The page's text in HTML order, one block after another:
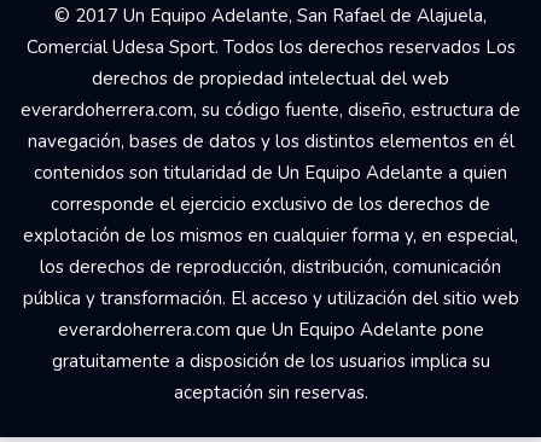
© 2017 Un Equipo Adelante, San Rafael de Alajuela,
Comercial Udesa Sport. Todos los derechos reservados Los
derechos de propiedad intelectual del web
everardoherrera.com, su código fuente, diseño, estructura de
navegación, bases de datos y los distintos elementos en él
contenidos son titularidad de Un Equipo Adelante a quien
corresponde el ejercicio exclusivo de los derechos de
explotación de los mismos en cualquier forma y, en especial,
los derechos de reproducción, distribución, comunicación
pública y transformación. El acceso y utilización del sitio web
everardoherrera.com que Un Equipo Adelante pone
gratuitamente a disposición de los usuarios implica su
aceptación sin reservas.